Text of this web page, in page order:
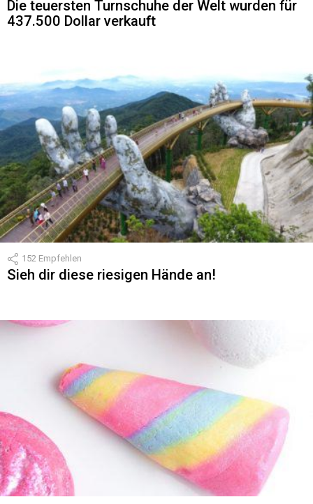
Die teuersten Turnschuhe der Welt wurden für
437.500 Dollar verkauft
152 Empfehlen
Sieh dir diese riesigen Hände an!